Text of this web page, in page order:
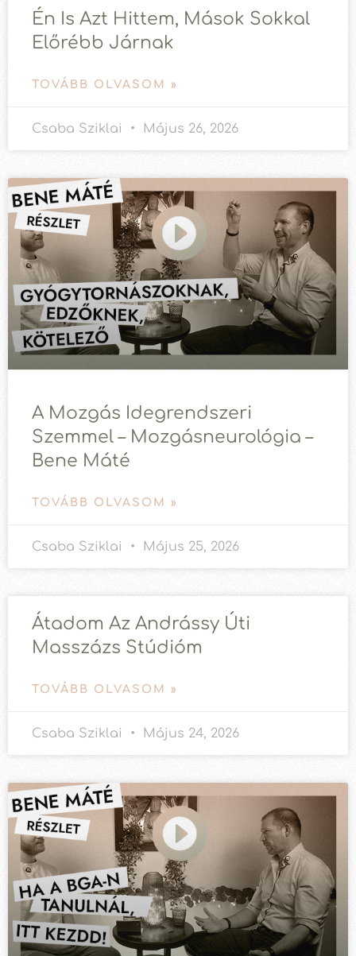
Én Is Azt Hittem, Mások Sokkal
Előrébb Járnak
TOVÁBB OLVASOM »
Csaba Sziklai Május 26, 2026
A Mozgás Idegrendszeri
Szemmel – Mozgásneurológia –
Bene Máté
TOVÁBB OLVASOM »
Csaba Sziklai Május 25, 2026
Átadom Az Andrássy Úti
Masszázs Stúdióm
TOVÁBB OLVASOM »
Csaba Sziklai Május 24, 2026